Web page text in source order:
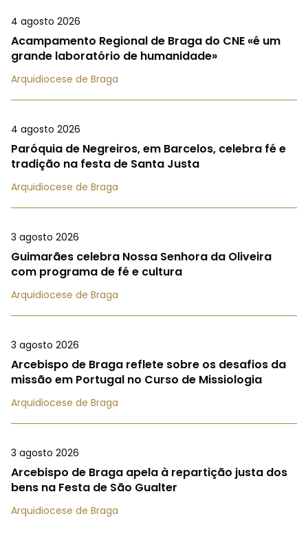
4 agosto 2026
Acampamento Regional de Braga do CNE «é um
grande laboratório de humanidade»
Arquidiocese de Braga
4 agosto 2026
Paróquia de Negreiros, em Barcelos, celebra fé e
tradição na festa de Santa Justa
Arquidiocese de Braga
3 agosto 2026
Guimarães celebra Nossa Senhora da Oliveira
com programa de fé e cultura
Arquidiocese de Braga
3 agosto 2026
Arcebispo de Braga reflete sobre os desafios da
missão em Portugal no Curso de Missiologia
Arquidiocese de Braga
3 agosto 2026
Arcebispo de Braga apela à repartição justa dos
bens na Festa de São Gualter
Arquidiocese de Braga